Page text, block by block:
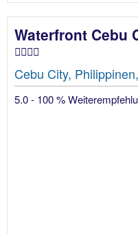
Waterfront Cebu
Cebu City,
5.0 - 100 %